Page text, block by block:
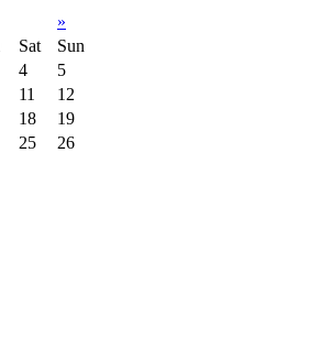
»
Sat
Sun
4
5
11
12
18
19
25
26